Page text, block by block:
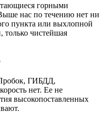
горными
нас по течению нет ни
пункта или выхлопной
чистейшая
Пробок, ГИБДД,
нет. Ее не
высокопоставленных